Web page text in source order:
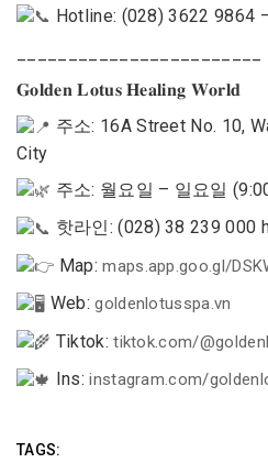
Hotline: (028) 3622 9864
𝐆𝐨𝐥𝐝𝐞𝐧 𝐋𝐨𝐭𝐮𝐬 𝐇𝐞𝐚𝐥𝐢𝐧𝐠 𝐖𝐨𝐫𝐥𝐝
주소: 16A Street No. 10,
City
주소: 월요일 – 일요일
핫라인: (028) 38 239 000
Map:maps.app.goo.gl/
Web:goldenlotusspa.vn
Tiktok:tiktok.com/
Ins:instagram.com/
TAGS: